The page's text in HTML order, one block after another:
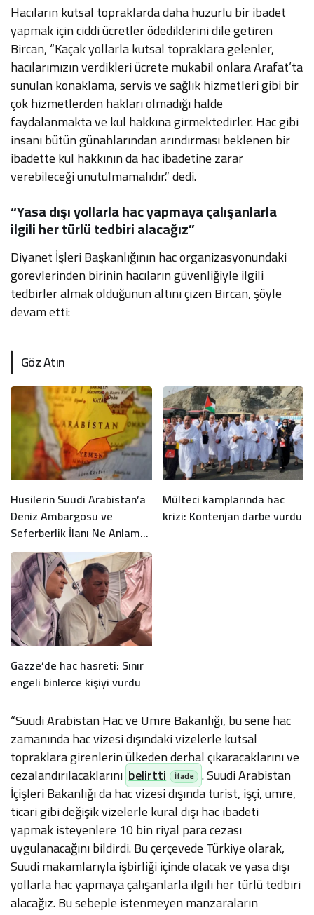
Hacıların kutsal topraklarda daha huzurlu bir ibadet
yapmak için ciddi ücretler ödediklerini dile getiren
Bircan, “Kaçak yollarla kutsal topraklara gelenler,
hacılarımızın verdikleri ücrete mukabil onlara Arafat’ta
sunulan konaklama, servis ve sağlık hizmetleri gibi bir
çok hizmetlerden hakları olmadığı halde
faydalanmakta ve kul hakkına girmektedirler. Hac gibi
insanı bütün günahlarından arındırması beklenen bir
ibadette kul hakkının da hac ibadetine zarar
verebileceği unutulmamalıdır.” dedi.
“Yasa dışı yollarla hac yapmaya çalışanlarla
ilgili her türlü tedbiri alacağız”
Diyanet İşleri Başkanlığının hac organizasyonundaki
görevlerinden birinin hacıların güvenliğiyle ilgili
tedbirler almak olduğunun altını çizen Bircan, şöyle
devam etti:
Göz Atın
Husilerin Suudi Arabistan’a
Deniz Ambargosu ve
Seferberlik İlanı Ne Anlama
Geliyor?
Mülteci kamplarında hac
krizi: Kontenjan darbe vurdu
Gazze’de hac hasreti: Sınır
engeli binlerce kişiyi vurdu
“Suudi Arabistan Hac ve Umre Bakanlığı, bu sene hac
zamanında hac vizesi dışındaki vizelerle kutsal
topraklara girenlerin ülkeden derhal çıkaracaklarını ve
cezalandırılacaklarını belirtti . Suudi Arabistan
İçişleri Bakanlığı da hac vizesi dışında turist, işçi, umre,
ticari gibi değişik vizelerle kural dışı hac ibadeti
yapmak isteyenlere 10 bin riyal para cezası
uygulanacağını bildirdi. Bu çerçevede Türkiye olarak,
Suudi makamlarıyla işbirliği içinde olacak ve yasa dışı
yollarla hac yapmaya çalışanlarla ilgili her türlü tedbiri
alacağız. Bu sebeple istenmeyen manzaraların